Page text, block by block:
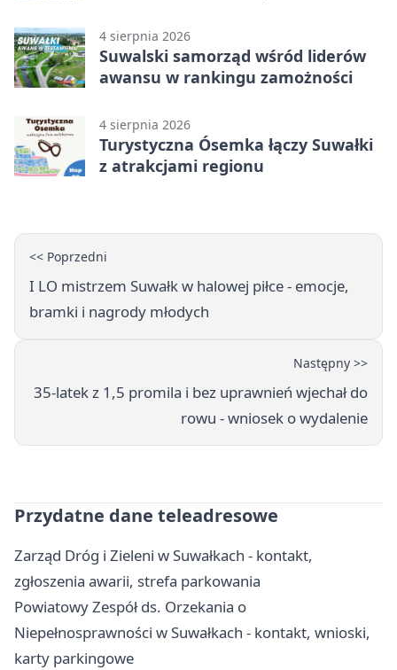
4 sierpnia 2026
Suwalski samorząd wśród liderów
awansu w rankingu zamożności
4 sierpnia 2026
Turystyczna Ósemka łączy Suwałki
z atrakcjami regionu
<< Poprzedni
I LO mistrzem Suwałk w halowej piłce - emocje,
bramki i nagrody młodych
Następny >>
35-latek z 1,5 promila i bez uprawnień wjechał do
rowu - wniosek o wydalenie
Przydatne dane teleadresowe
Zarząd Dróg i Zieleni w Suwałkach - kontakt,
zgłoszenia awarii, strefa parkowania
Powiatowy Zespół ds. Orzekania o
Niepełnosprawności w Suwałkach - kontakt, wnioski,
karty parkingowe